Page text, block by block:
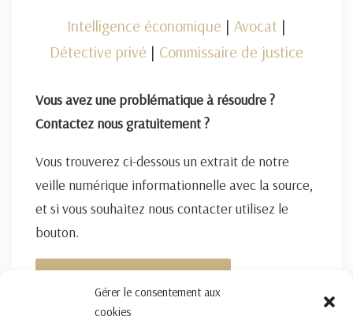
Gérer le consentement aux
cookies
Intelligence économique | Avocat |
Détective privé | Commissaire de justice
Vous avez une problématique à résoudre ?
Contactez nous gratuitement ?
Vous trouverez ci-dessous un extrait de notre
veille numérique informationnelle avec la source,
et si vous souhaitez nous contacter utilisez le
bouton.